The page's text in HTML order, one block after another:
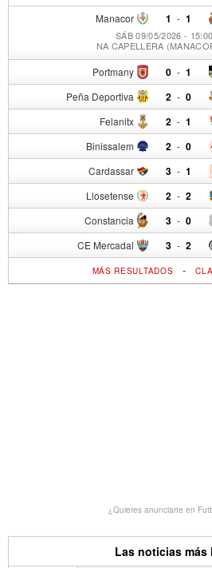
Manacor 1 - 1
SÁB 09/05/2026 -
NA CAPELLERA
Portmany 0 - 1
Peña Deportiva 2 - 0
Felanitx 2 - 1
Binissalem 2 - 0
Cardassar 3 - 1
Llosetense 2 - 2
Constancia 3 - 0
CE Mercadal 3 - 2
MÁS RESULTADOS -
¿Quieres anunciarte en
Las noticias más